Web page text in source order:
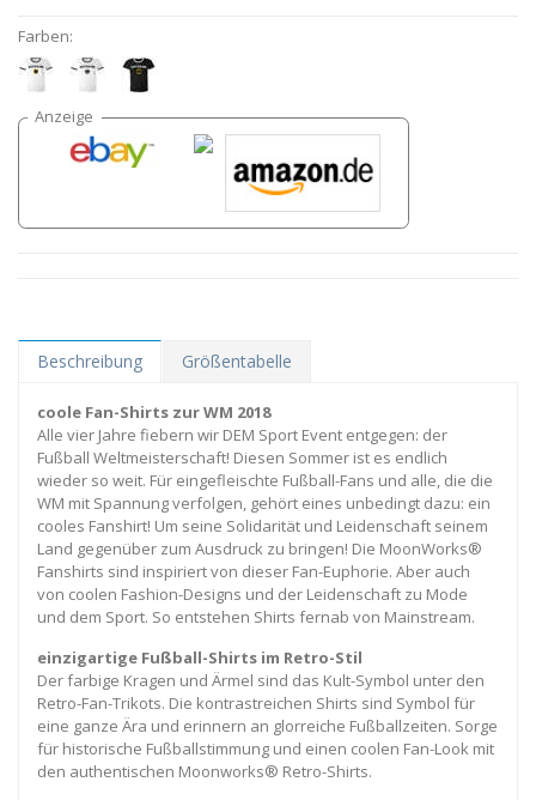
Farben:
Beschreibung Größentabelle
coole Fan-Shirts zur WM 2018
Alle vier Jahre fiebern wir DEM Sport Event entgegen: der
Fußball Weltmeisterschaft! Diesen Sommer ist es endlich
wieder so weit. Für eingefleischte Fußball-Fans und alle, die die
WM mit Spannung verfolgen, gehört eines unbedingt dazu: ein
cooles Fanshirt! Um seine Solidarität und Leidenschaft seinem
Land gegenüber zum Ausdruck zu bringen! Die MoonWorks®
Fanshirts sind inspiriert von dieser Fan-Euphorie. Aber auch
von coolen Fashion-Designs und der Leidenschaft zu Mode
und dem Sport. So entstehen Shirts fernab von Mainstream.
einzigartige Fußball-Shirts im Retro-Stil
Der farbige Kragen und Ärmel sind das Kult-Symbol unter den
Retro-Fan-Trikots. Die kontrastreichen Shirts sind Symbol für
eine ganze Ära und erinnern an glorreiche Fußballzeiten. Sorge
für historische Fußballstimmung und einen coolen Fan-Look mit
den authentischen Moonworks® Retro-Shirts.